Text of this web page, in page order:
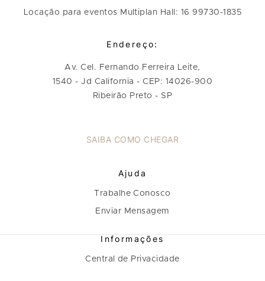
Locação para eventos Multiplan Hall: 16 99730-1835
Endereço:
Av. Cel. Fernando Ferreira Leite,
1540 - Jd California - CEP: 14026-900
Ribeirão Preto - SP
SAIBA COMO CHEGAR
Ajuda
Trabalhe Conosco
Enviar Mensagem
Informações
Central de Privacidade